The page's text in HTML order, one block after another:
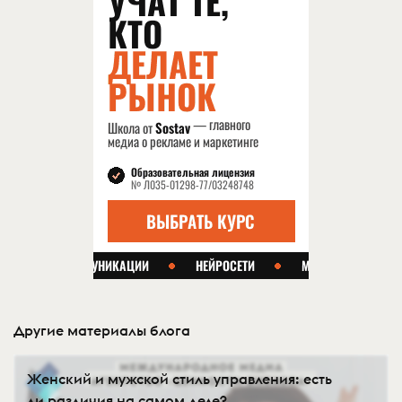
Другие материалы блога
Женский и мужской стиль управления: есть